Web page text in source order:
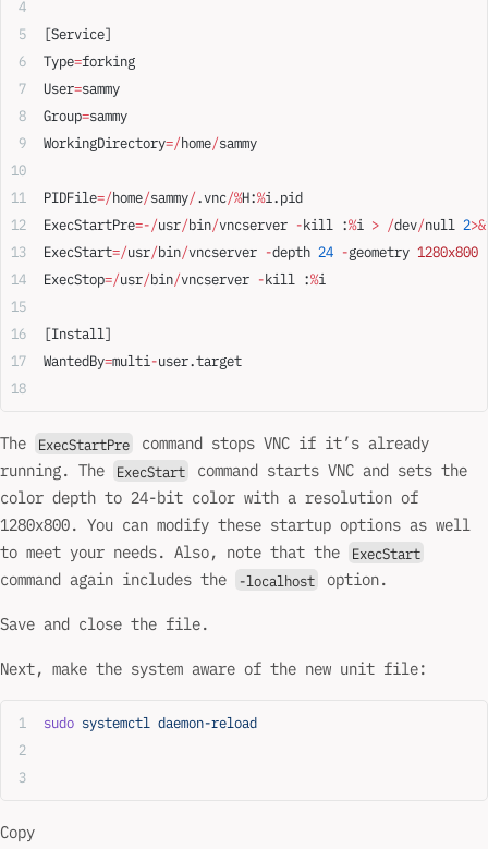
[Service]
Type=forking
User=sammy
Group=sammy
WorkingDirectory=/home/sammy
PIDFile=/home/sammy/.vnc/%H:%i.pid
ExecStartPre=-/usr/bin/vncserver -kill :%i > /dev/null 2>&
ExecStart=/usr/bin/vncserver -depth 24 -geometry 1280x800
ExecStop=/usr/bin/vncserver -kill :%i
[Install]
WantedBy=multi -user.target
The ExecStartPre
command stops VNC if it’s already
running. The
ExecStart
command starts VNC and sets the
color depth to 24-bit color with a resolution of
1280x800. You can modify these startup options as well
to meet your needs. Also, note that the
ExecStart
command again includes the -localhost option.
Save and close the file.
Next, make the system aware of the new unit file:
sudo systemctl daemon-reload
Copy